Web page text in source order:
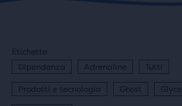
Etichette
Dipendenza
Adrenaline Tutti
Prodotti e tecnologia Ghost